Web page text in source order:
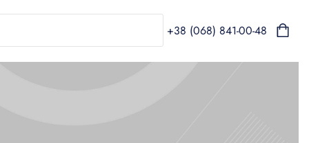
+38 (068) 841-00-48